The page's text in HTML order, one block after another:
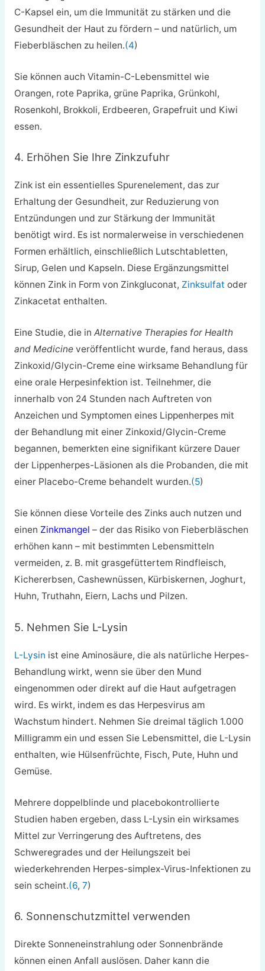
C-Kapsel ein, um die Immunität zu stärken und die
Gesundheit der Haut zu fördern – und natürlich, um
Fieberbläschen zu heilen.(4)
Sie können auch Vitamin-C-Lebensmittel wie
Orangen, rote Paprika, grüne Paprika, Grünkohl,
Rosenkohl, Brokkoli, Erdbeeren, Grapefruit und Kiwi
essen.
4. Erhöhen Sie Ihre Zinkzufuhr
Zink ist ein essentielles Spurenelement, das zur
Erhaltung der Gesundheit, zur Reduzierung von
Entzündungen und zur Stärkung der Immunität
benötigt wird. Es ist normalerweise in verschiedenen
Formen erhältlich, einschließlich Lutschtabletten,
Sirup, Gelen und Kapseln. Diese Ergänzungsmittel
können Zink in Form von Zinkgluconat, Zinksulfat oder
Zinkacetat enthalten.
Eine Studie, die in Alternative Therapies for Health
and Medicineveröffentlicht wurde, fand heraus, dass
Zinkoxid/Glycin-Creme eine wirksame Behandlung für
eine orale Herpesinfektion ist. Teilnehmer, die
innerhalb von 24 Stunden nach Auftreten von
Anzeichen und Symptomen eines Lippenherpes mit
der Behandlung mit einer Zinkoxid/Glycin-Creme
begannen, bemerkten eine signifikant kürzere Dauer
der Lippenherpes-Läsionen als die Probanden, die mit
einer Placebo-Creme behandelt wurden.(5)
Sie können diese Vorteile des Zinks auch nutzen und
einen Zinkmangel – der das Risiko von Fieberbläschen
erhöhen kann – mit bestimmten Lebensmitteln
vermeiden, z. B. mit grasgefüttertem Rindfleisch,
Kichererbsen, Cashewnüssen, Kürbiskernen, Joghurt,
Huhn, Truthahn, Eiern, Lachs und Pilzen.
5. Nehmen Sie L-Lysin
L-Lysin ist eine Aminosäure, die als natürliche Herpes-
Behandlung wirkt, wenn sie über den Mund
eingenommen oder direkt auf die Haut aufgetragen
wird. Es wirkt, indem es das Herpesvirus am
Wachstum hindert. Nehmen Sie dreimal täglich 1.000
Milligramm ein und essen Sie Lebensmittel, die L-Lysin
enthalten, wie Hülsenfrüchte, Fisch, Pute, Huhn und
Gemüse.
Mehrere doppelblinde und placebokontrollierte
Studien haben ergeben, dass L-Lysin ein wirksames
Mittel zur Verringerung des Auftretens, des
Schweregrades und der Heilungszeit bei
wiederkehrenden Herpes-simplex-Virus-Infektionen zu
sein scheint.(6, 7)
6. Sonnenschutzmittel verwenden
Direkte Sonneneinstrahlung oder Sonnenbrände
können einen Anfall auslösen. Daher kann die